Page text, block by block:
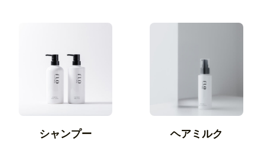
シャンプー ヘアミルク